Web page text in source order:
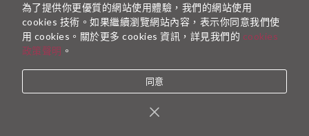
加入 TFT 計畫
捐款支持
成為志工
了解更多
最新活動資訊
為了提供你更優質的網站使用體驗，我們的網站使用
cookies 技術。如果繼續瀏覽網站內容，表示你同意我們使
用 cookies。關於更多 cookies 資訊，詳見我們的 cookies
政策聲明 。
同意